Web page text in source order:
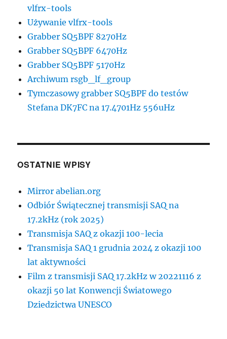
vlfrx-tools
Używanie vlfrx-tools
Grabber SQ5BPF 8270Hz
Grabber SQ5BPF 6470Hz
Grabber SQ5BPF 5170Hz
Archiwum rsgb_lf_group
Tymczasowy grabber SQ5BPF do testów
Stefana DK7FC na 17.4701Hz 556uHz
OSTATNIE WPISY
Mirror abelian.org
Odbiór Świątecznej transmisji SAQ na
17.2kHz (rok 2025)
Transmisja SAQ z okazji 100-lecia
Transmisja SAQ 1 grudnia 2024 z okazji 100
lat aktywności
Film z transmisji SAQ 17.2kHz w 20221116 z
okazji 50 lat Konwencji Światowego
Dziedzictwa UNESCO